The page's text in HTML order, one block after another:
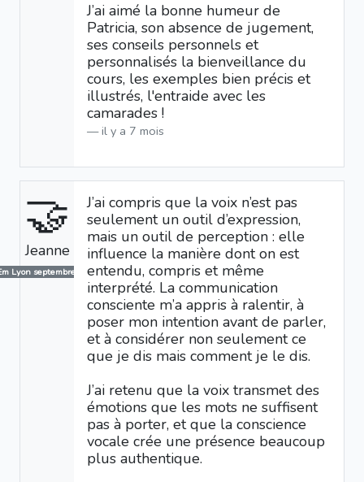
J’ai aimé la bonne humeur de
Patricia, son absence de jugement,
ses conseils personnels et
personnalisés la bienveillance du
cours, les exemples bien précis et
illustrés, l'entraide avec les
camarades !
il y a 7 mois
🤝
Jeanne
Lyon septembre 2025
J’ai compris que la voix n’est pas
seulement un outil d’expression,
mais un outil de perception : elle
influence la manière dont on est
entendu, compris et même
interprété. La communication
consciente m’a appris à ralentir, à
poser mon intention avant de parler,
et à considérer non seulement ce
que je dis mais comment je le dis.
J’ai retenu que la voix transmet des
émotions que les mots ne suffisent
pas à porter, et que la conscience
vocale crée une présence beaucoup
plus authentique.